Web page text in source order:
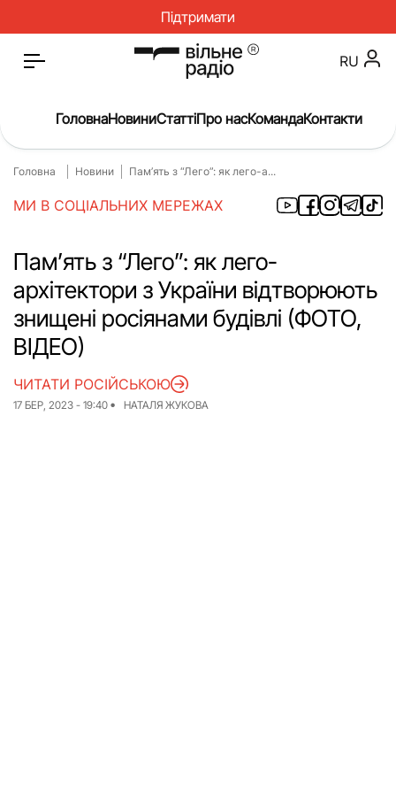
Підтримати
Головна
Окупація
Про нас
Війна
Гроші
Освіта
Інструкції
Медицина
ЖКГ
RU
ГоловнаНовиниСтаттіПро насКомандаКонтакти
Головна Новини Пам’ять з “Лего”: як лего-а...
МИ В СОЦІАЛЬНИХ МЕРЕЖАХ
Пам’ять з “Лего”: як лего-
архітектори з України відтворюють
знищені росіянами будівлі (ФОТО,
ВІДЕО)
17 БЕР, 2023 - 19:40 НАТАЛЯ ЖУКОВА
ЧИТАТИ РОСІЙСЬКОЮ